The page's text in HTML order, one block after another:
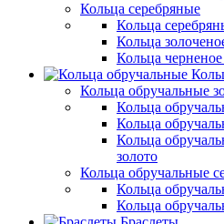
Кольца серебряные
Кольца
Кольца
Кольца черненое
Кольца обручальные
Кольца
Кольца
Кольца
золото
Кольца обручальные
Кольца
Кольца